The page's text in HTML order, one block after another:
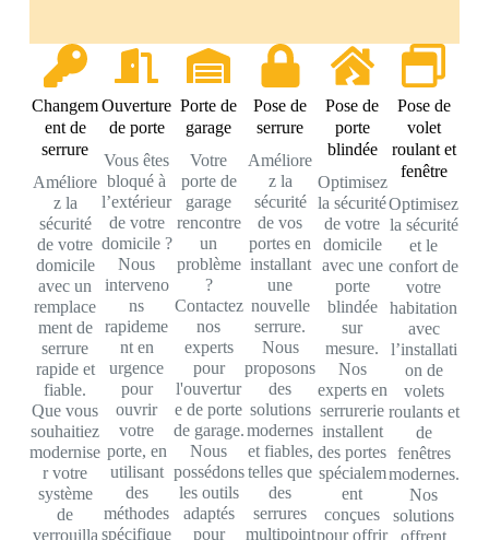
Changem
ent de
serrure
Améliore
z la
sécurité
de votre
domicile
avec un
remplace
ment de
serrure
rapide et
fiable.
Que vous
souhaitiez
modernise
r votre
système
de
verrouilla
Ouverture
de porte
Vous êtes
bloqué à
l’extérieur
de votre
domicile ?
Nous
interveno
ns
rapideme
nt en
urgence
pour
ouvrir
votre
porte, en
utilisant
des
méthodes
spécifique
Porte de
garage
Votre
porte de
garage
rencontre
un
problème
?
Contactez
nos
experts
pour
l'ouvertur
e de porte
de garage.
Nous
possédons
les outils
adaptés
pour
Pose de
serrure
Améliore
z la
sécurité
de vos
portes en
installant
une
nouvelle
serrure.
Nous
proposons
des
solutions
modernes
et fiables,
telles que
des
serrures
multipoint
Pose de
porte
blindée
Optimisez
la sécurité
de votre
domicile
avec une
porte
blindée
sur
mesure.
Nos
experts en
serrurerie
installent
des portes
spécialem
ent
conçues
pour offrir
Pose de
volet
roulant et
fenêtre
Optimisez
la sécurité
et le
confort de
votre
habitation
avec
l’installati
on de
volets
roulants et
de
fenêtres
modernes.
Nos
solutions
offrent